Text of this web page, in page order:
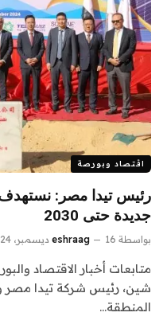
اقتصاد وبورصة
جديدة حتى 2030
بواسطة eshraag 16 ديسمبر، 2024
متابعات أخبار الاقتصاد
شين، رئيس شركة تيدا مصر
المنطقة…